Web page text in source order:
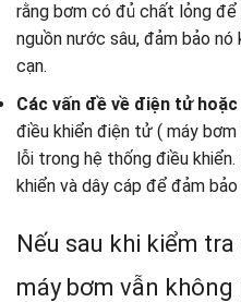
rằng bơm có đủ chất lỏng
nguồn nước sâu, đảm bảo
cạn.
Các vấn đề về điện tử
điều khiển điện tử ( máy
lỗi trong hệ thống điều
khiển và dây cáp để đảm
Nếu sau khi kiểm
máy bơm vẫn